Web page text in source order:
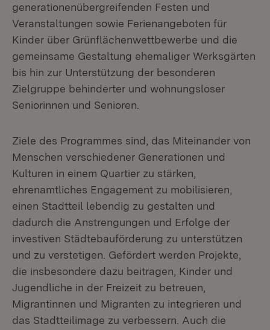
generationenübergreifenden Festen und
Veranstaltungen sowie Ferienangeboten für
Kinder über Grünflächenwettbewerbe und die
gemeinsame Gestaltung ehemaliger Werksgärten
bis hin zur Unterstützung der besonderen
Zielgruppe behinderter und wohnungsloser
Seniorinnen und Senioren.
Ziele des Programmes sind, das Miteinander von
Menschen verschiedener Generationen und
Kulturen in einem Quartier zu stärken,
ehrenamtliches Engagement zu mobilisieren,
einen Stadtteil lebendig zu gestalten und
dadurch die Anstrengungen und Erfolge der
investiven Städtebauförderung zu unterstützen
und zu verstetigen. Gefördert werden Projekte,
die insbesondere dazu beitragen, Kinder und
Jugendliche in der Freizeit zu betreuen,
Migrantinnen und Migranten zu integrieren und
das Stadtteilimage zu verbessern. Auch die